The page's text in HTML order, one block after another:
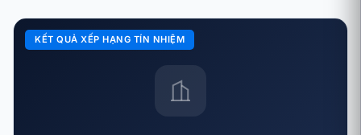
KẾT QUẢ XẾP HẠNG TÍN NHIỆM